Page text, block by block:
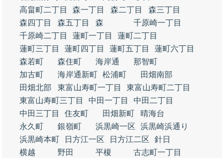
高畠町二丁目
森一丁目 森二丁目
森三丁目
森四丁目
森五丁目 森
千原崎一丁目
千原崎二丁目
蓮町一丁目
蓮町二丁目
蓮町三丁目
蓮町四丁目 蓮町五丁目
蓮町六丁目
森若町
森住町 海岸通
那智町
加古町
海岸通新町 松浦町
田畑南部
田畑北部
東富山寿町一丁目
東富山寿町二丁目
東富山寿町三丁目
中田一丁目
中田二丁目
中田三丁目
住友町 田畑新町
晴海台
永久町
銀嶺町 浜黒崎一区
浜黒崎浜通り
浜黒崎本町
日方江一区 日方江二区
針日
横越
野田 平榎
古志町一丁目